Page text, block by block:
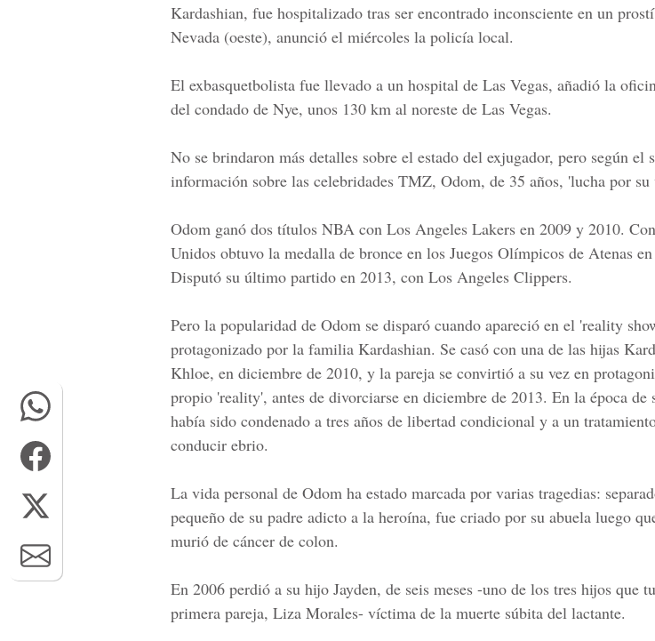
Kardashian, fue hospitalizado tras ser encontrado inconsciente en un
Nevada (oeste), anunció el miércoles la policía local.
El exbasquetbolista fue llevado a un hospital de Las Vegas, añadió la
del condado de Nye, unos 130 km al noreste de Las Vegas.
No se brindaron más detalles sobre el estado del exjugador, pero según el
información sobre las celebridades TMZ, Odom, de 35 años, 'lucha por su
Odom ganó dos títulos NBA con Los Angeles Lakers en 2009 y 2010.
Unidos obtuvo la medalla de bronce en los Juegos Olímpicos de Atenas
Disputó su último partido en 2013, con Los Angeles Clippers.
Pero la popularidad de Odom se disparó cuando apareció en el 'reality
protagonizado por la familia Kardashian. Se casó con una de las hijas
Khloe, en diciembre de 2010, y la pareja se convirtió a su vez en
propio 'reality', antes de divorciarse en diciembre de 2013. En la época de
había sido condenado a tres años de libertad condicional y a un
conducir ebrio.
La vida personal de Odom ha estado marcada por varias tragedias:
pequeño de su padre adicto a la heroína, fue criado por su abuela luego
murió de cáncer de colon.
En 2006 perdió a su hijo Jayden, de seis meses -uno de los tres hijos que
primera pareja, Liza Morales- víctima de la muerte súbita del lactante.